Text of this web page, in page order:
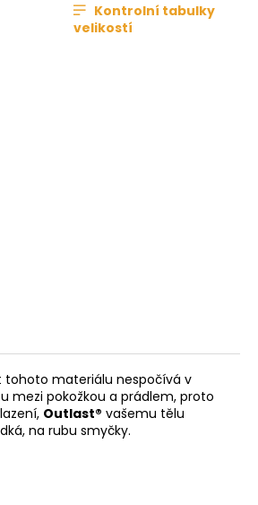
Kontrolní tabulky
velikostí
tohoto materiálu nespočívá v
mezi pokožkou a prádlem, proto
Outlast® vašemu tělu
na rubu smyčky.